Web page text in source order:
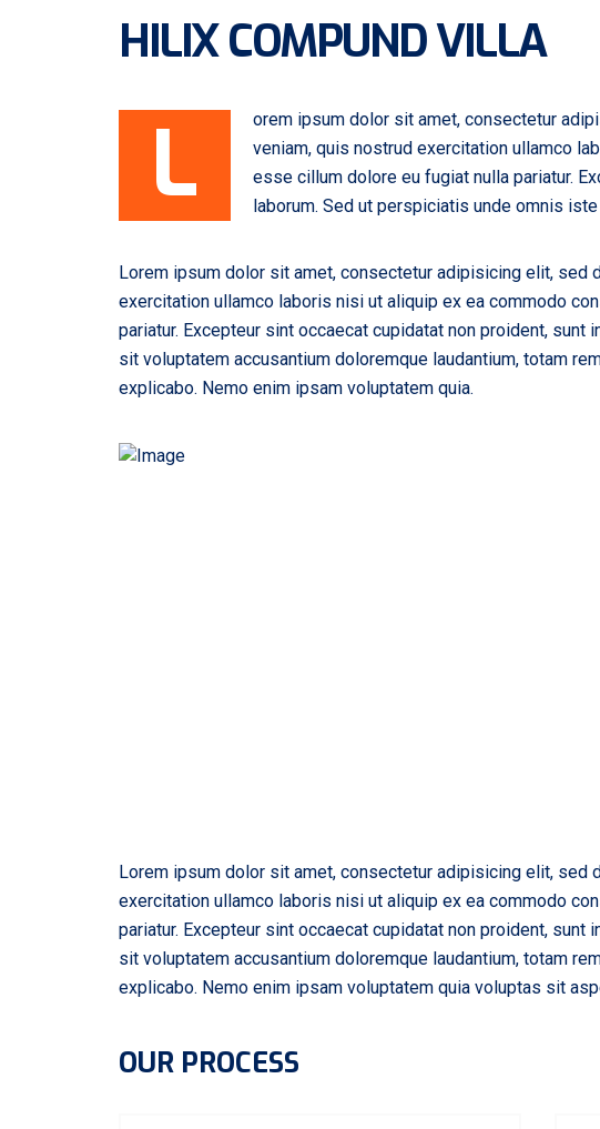
HILIX COMPUND VILLA
L
orem ipsum dolor sit amet, consectetur
veniam, quis nostrud exercitation ullamco
esse cillum dolore eu fugiat nulla pariatur.
laborum. Sed ut perspiciatis unde omnis
Lorem ipsum dolor sit amet, consectetur adipisicing elit, sed
exercitation ullamco laboris nisi ut aliquip ex ea commodo
pariatur. Excepteur sint occaecat cupidatat non proident,
sit voluptatem accusantium doloremque laudantium, totam
explicabo. Nemo enim ipsam voluptatem quia.
Lorem ipsum dolor sit amet, consectetur adipisicing elit, sed
exercitation ullamco laboris nisi ut aliquip ex ea commodo
pariatur. Excepteur sint occaecat cupidatat non proident,
sit voluptatem accusantium doloremque laudantium, totam
explicabo. Nemo enim ipsam voluptatem quia voluptas sit
OUR PROCESS